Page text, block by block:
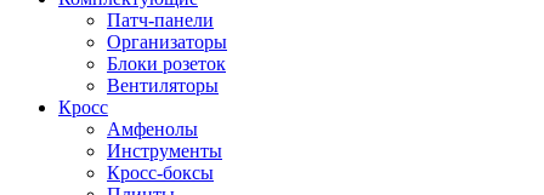
Патч-панели
Организаторы
Блоки розеток
Вентиляторы
Кросс
Амфенолы
Инструменты
Кросс-боксы